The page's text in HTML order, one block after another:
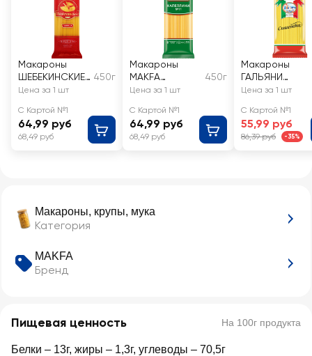
Макароны, крупы, мука
Категория
MAKFA
Бренд
Пищевая ценность На 100г продукта
Белки – 13г, жиры – 1,3г, углеводы – 70,5г
Макароны
ШЕБЕКИНСКИЕ
Спагетти
А, высший сорт
450г
Цена за 1 шт
С Картой №1
64,99 руб
68,49 руб
Макароны
MAKFA
Капеллини,
длинная
450г
Цена за 1 шт
С Картой №1
64,99 руб
68,49 руб
Макароны
ГАЛЬЯНИ
Спагетти
длинная
группа А
Цена за 1 шт
С Картой №1
55,99 руб
86,39 руб -35%